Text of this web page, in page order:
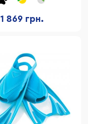
1 869 грн.